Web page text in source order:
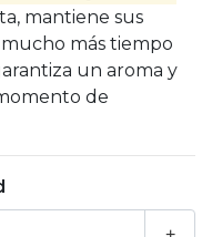
mantiene sus
más tiempo
un aroma y
de